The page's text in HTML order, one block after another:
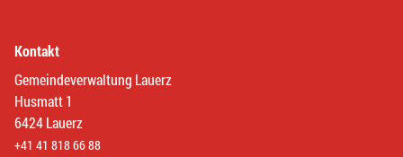
Kontakt
Gemeindeverwaltung Lauerz
Husmatt 1
6424 Lauerz
+41 41 818 66 88